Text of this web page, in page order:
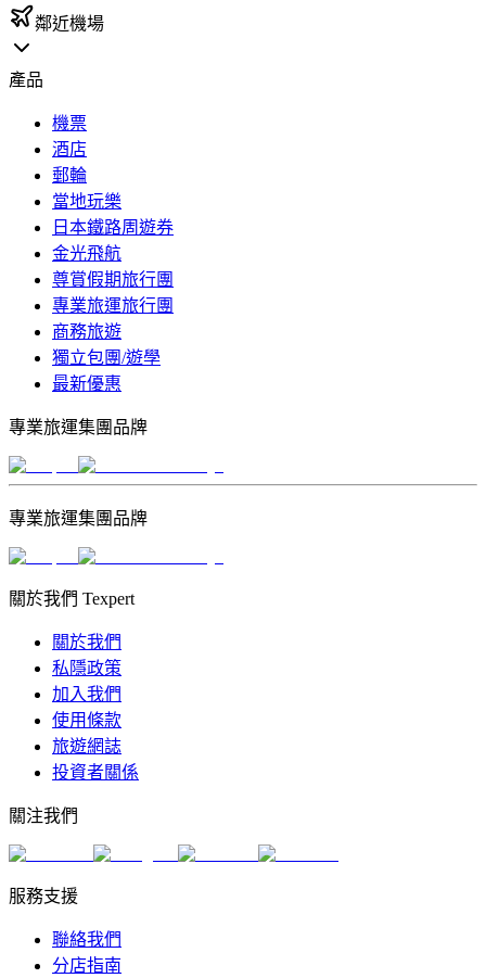
鄰近機場
產品
機票
酒店
郵輪
當地玩樂
日本鐵路周遊券
金光飛航
尊賞假期旅行團
專業旅運旅行團
商務旅遊
獨立包團/遊學
最新優惠
專業旅運集團品牌
專業旅運集團品牌
關於我們 Texpert
關於我們
私隱政策
加入我們
使用條款
旅遊網誌
投資者關係
關注我們
服務支援
聯絡我們
分店指南